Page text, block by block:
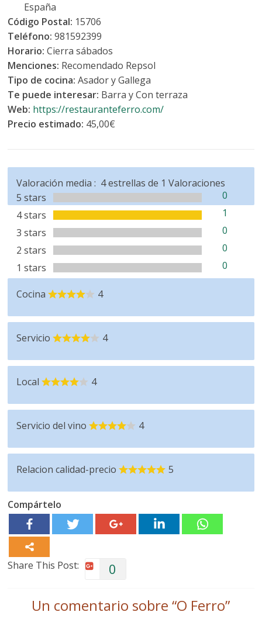
España
Código Postal: 15706
Teléfono:981592399
Horario:Cierra sábados
Menciones: Recomendado Repsol
Tipo de cocina:Asador y Gallega
Te puede interesar: Barra y Con terraza
Web: https://restauranteferro.com/
Precio estimado: 45,00€
Valoración media :
5 stars
0
4 stars
1
3 stars
0
2 stars
0
1 stars
0
4estrellas de 1 Valoraciones
Cocina 4
Servicio 4
Local 4
Servicio del vino 4
Relacion calidad-precio 5
Compártelo
Share This Post: 0
Un comentario sobre “O Ferro”